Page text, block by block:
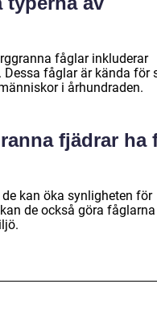
fåglar inkluderar
Dessa fåglar är kända för
i århundraden.
fjädrar ha
kan öka synligheten för
de också göra